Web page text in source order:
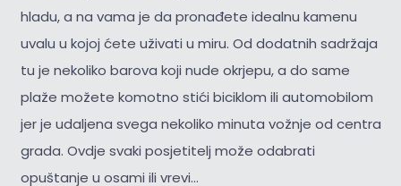
hladu, a na vama je da pronađete idealnu kamenu
uvalu u kojoj ćete uživati u miru. Od dodatnih sadržaja
tu je nekoliko barova koji nude okrjepu, a do same
plaže možete komotno stići biciklom ili automobilom
jer je udaljena svega nekoliko minuta vožnje od centra
grada. Ovdje svaki posjetitelj može odabrati
opuštanje u osami ili vrevi...